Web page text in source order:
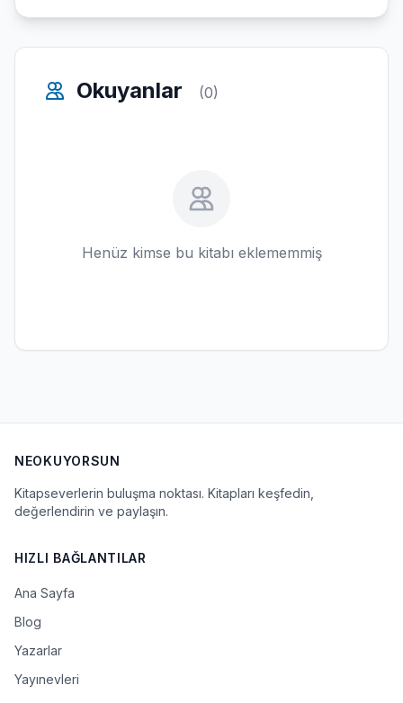
Okuyanlar (0)
Henüz kimse bu kitabı eklememmiş
NEOKUYORSUN
Kitapseverlerin buluşma noktası. Kitapları keşfedin,
değerlendirin ve paylaşın.
HIZLI BAĞLANTILAR
Ana Sayfa
Blog
Yazarlar
Yayınevleri